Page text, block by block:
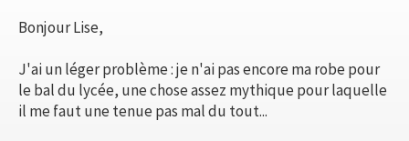
Bonjour Lise,
J'ai un léger problème : je n'ai pas encore ma robe pour
le bal du lycée, une chose assez mythique pour laquelle
il me faut une tenue pas mal du tout...